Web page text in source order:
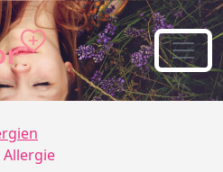
Allergie